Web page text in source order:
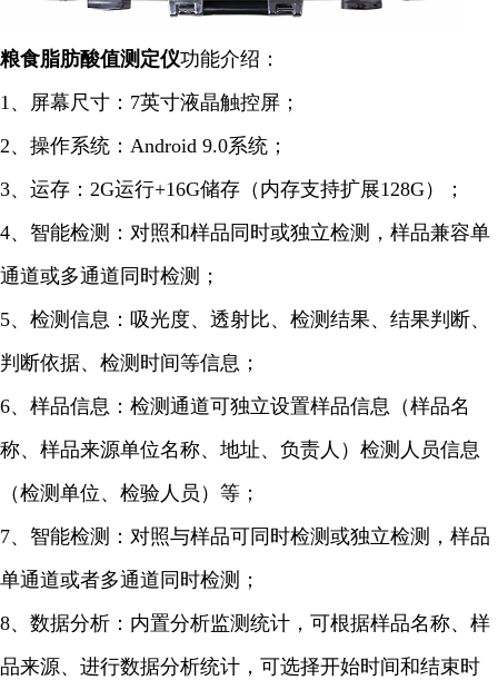
粮食脂肪酸值测定仪功能介绍：
1、屏幕尺寸：7英寸液晶触控屏；
2、操作系统：Android 9.0系统；
3、运存：2G运行+16G储存（内存支持扩展128G）；
4、智能检测：对照和样品同时或独立检测，样品兼容单
通道或多通道同时检测；
5、检测信息：吸光度、透射比、检测结果、结果判断、
判断依据、检测时间等信息；
6、样品信息：检测通道可独立设置样品信息（样品名
称、样品来源单位名称、地址、负责人）检测人员信息
（检测单位、检验人员）等；
7、智能检测：对照与样品可同时检测或独立检测，样品
单通道或者多通道同时检测；
8、数据分析：内置分析监测统计，可根据样品名称、样
品来源、进行数据分析统计，可选择开始时间和结束时